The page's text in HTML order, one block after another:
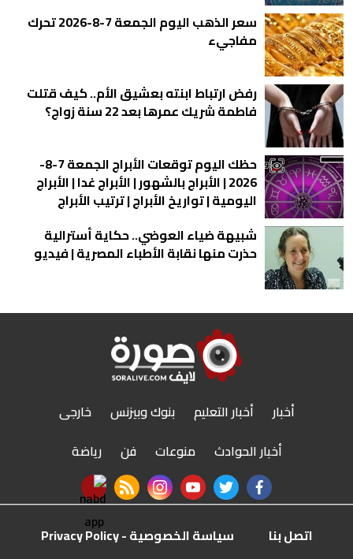
سعر الذهب اليوم الجمعة 7-8-2026 تحرك
مفاجيء
رفض ارتباط ابنته بعشيق الأم.. كيف قتلت
فاطمة شريك عمرها بعد 22 سنة زواج؟
حظك اليوم توقعات الأبراج الجمعة 7-8-
2026 | الأبراج بالشهور | الأبراج غدا | الأبراج
اليومية | تواريخ الأبراج | ترتيب الأبراج
شبيهة ضياء العوضي.. حكاية أسترالية
حذرت منها نقابة الأطباء المصرية | فيديو
أخبار أخبار التعليم بنوك وبيزنس
خارجى
أخبار الحوادث
منوعات فن
رياضة
facebook
twitter
youtube
instagram
rss feed
nabd app
اتصل بنا سياسة الخصوصية - Privacy Policy